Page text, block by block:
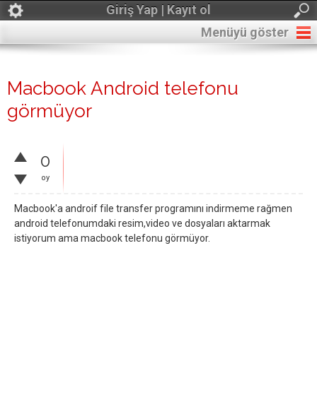
Giriş Yap | Kayıt ol
Menüyü göster
Macbook Android telefonu
görmüyor
0
oy
Macbook'a androif file transfer programını indirmeme rağmen
android telefonumdaki resim,video ve dosyaları aktarmak
istiyorum ama macbook telefonu görmüyor.